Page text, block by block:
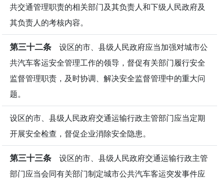
共交通管理职责的相关部门及其负责人和下级人民政府及
其负责人的考核内容。
第三十二条 设区的市、县级人民政府应当加强对城市公
共汽车客运安全管理工作的领导，督促有关部门履行安全
监督管理职责，及时协调、解决安全监督管理中的重大问
题。
设区的市、县级人民政府交通运输行政主管部门应当定期
开展安全检查，督促企业消除安全隐患。
第三十三条 设区的市、县级人民政府交通运输行政主管
部门应当会同有关部门制定城市公共汽车客运突发事件应